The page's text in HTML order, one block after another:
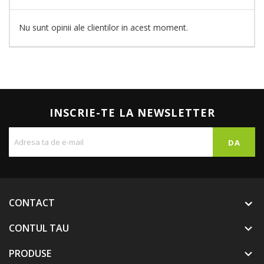
Nu sunt opinii ale clientilor in acest moment.
INSCRIE-TE LA NEWSLETTER
CONTACT
CONTUL TAU

PRODUSE 